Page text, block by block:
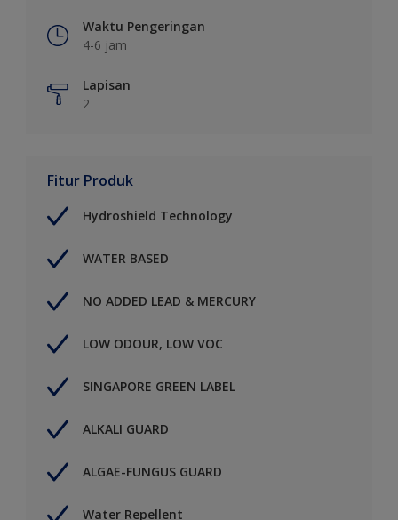
Waktu Pengeringan
4-6 jam
Lapisan
2
Fitur Produk
Hydroshield Technology
WATER BASED
NO ADDED LEAD & MERCURY
LOW ODOUR, LOW VOC
SINGAPORE GREEN LABEL
ALKALI GUARD
ALGAE-FUNGUS GUARD
Water Repellent